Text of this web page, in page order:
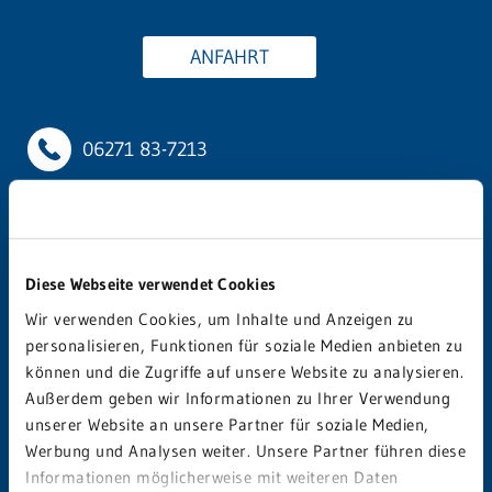
Diese Webseite verwendet Cookies
Wir verwenden Cookies, um Inhalte und Anzeigen zu
personalisieren, Funktionen für soziale Medien anbieten zu
können und die Zugriffe auf unsere Website zu analysieren.
Außerdem geben wir Informationen zu Ihrer Verwendung
unserer Website an unsere Partner für soziale Medien,
Werbung und Analysen weiter. Unsere Partner führen diese
Informationen möglicherweise mit weiteren Daten
06271 83-7213
ANFAHRT
Allgemeinchirurgische Sprechstunde:
Mo: 12.00 – 14.30 Uhr
Di und Mi: 9.00­­­­­ – 11.00 Uhr
Do: 11.00 – 14.00 Uhr
Fr.: 8.30 – 11.00 Uhr
oder nach Vereinbarung.
Terminvereinbarung unter 06271 83-